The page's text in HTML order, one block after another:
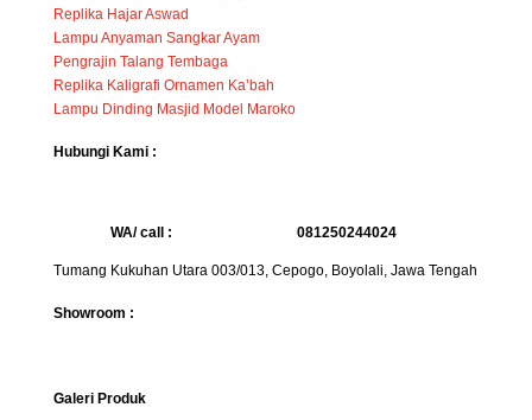
Replika Hajar Aswad
Lampu Anyaman Sangkar Ayam
Pengrajin Talang Tembaga
Replika Kaligrafi Ornamen Ka’bah
Lampu Dinding Masjid Model Maroko
Hubungi Kami :
WA/ call : 081250244024
Tumang Kukuhan Utara 003/013, Cepogo, Boyolali, Jawa Tengah
Showroom :
Galeri Produk